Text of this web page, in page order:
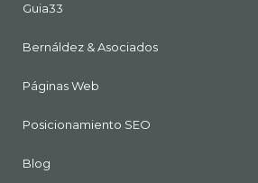
Guia33
Bernáldez & Asociados
Páginas Web
Posicionamiento SEO
Blog